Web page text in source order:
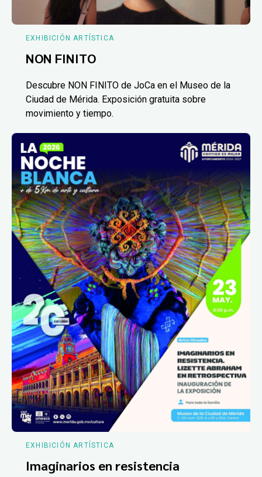
EXHIBICIÓN ARTÍSTICA
NON FINITO
Descubre NON FINITO de JoCa en el Museo de la
Ciudad de Mérida. Exposición gratuita sobre
movimiento y tiempo.
EXHIBICIÓN ARTÍSTICA
Imaginarios en resistencia